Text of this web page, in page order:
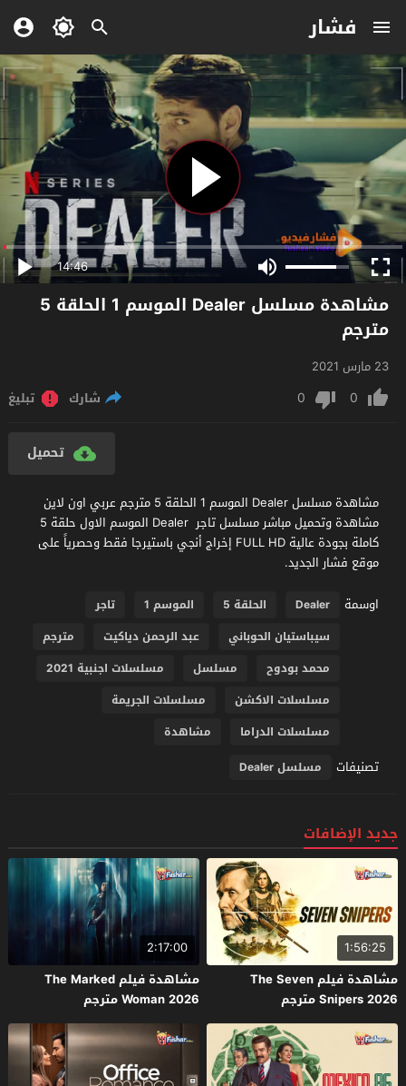
فشار
14:46
مشاهدة مسلسل Dealer الموسم 1 الحلقة 5
مترجم
23 مارس 2021
0
0 شارك تبليغ
تحميل
مشاهدة مسلسل Dealer الموسم 1 الحلقة 5 مترجم عربي اون لاين
مشاهدة وتحميل مباشر مسلسل تاجر Dealer الموسم الاول حلقة 5
كاملة بجودة عالية FULL HD إخراج أنجي باستيرجا فقط وحصرياً على
موقع فشار الجديد.
اوسمة
Dealer الحلقة 5 الموسم 1
تاجر
سيباستيان الحوباني
عبد الرحمن دياكيت
مترجم
محمد بودوح
مسلسل
مسلسلات اجنبية 2021
مسلسلات الاكشن
مسلسلات الجريمة
مسلسلات الدراما
مشاهدة
تصنيفات مسلسل Dealer
جديد الإضافات
1:56:25
مشاهدة فيلم The Seven
Snipers 2026 مترجم
2:17:00
مشاهدة فيلم The Marked
Woman 2026 مترجم